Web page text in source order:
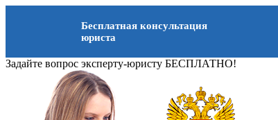
Бесплатная консультация
юриста
Задайте вопрос эксперту-юристу БЕСПЛАТНО!